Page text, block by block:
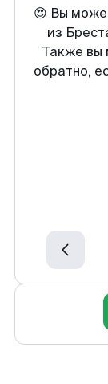
😍 Вы
из
Также вы
обратно,